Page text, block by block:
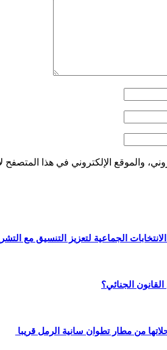
والموقع الإلكتروني في هذا المتصفح
الجماعية لتعزيز التنسيق مع
من مطار تطوان سانية الرمل قريبا